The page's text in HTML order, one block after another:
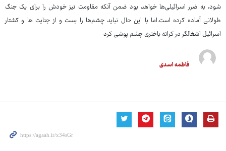
شود، به ضرر اسرائیلی‌ها خواهد بود ضمن آنکه مقاومت نیز خودش را برای یک جنگ
طولانی آماده کرده است.اما با این حال نباید چشم‌ها را بست و از جنایت ها و کشتار
اسرائیل اشغالگر در کرانه باختری چشم پوشی کرد
فاطمه اسدی